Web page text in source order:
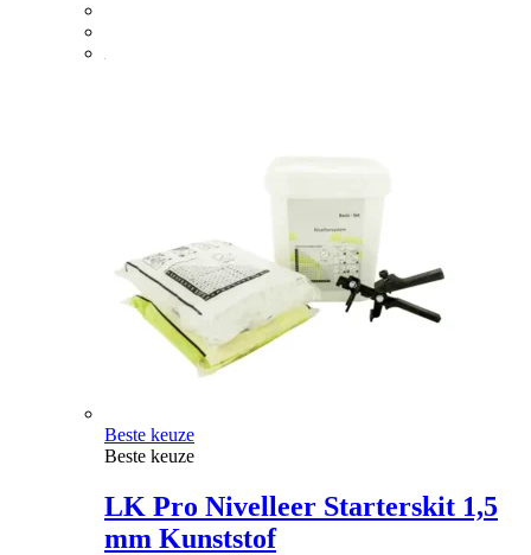
Beste keuze
Beste keuze
LK Pro Nivelleer Starterskit 1,5
mm Kunststof